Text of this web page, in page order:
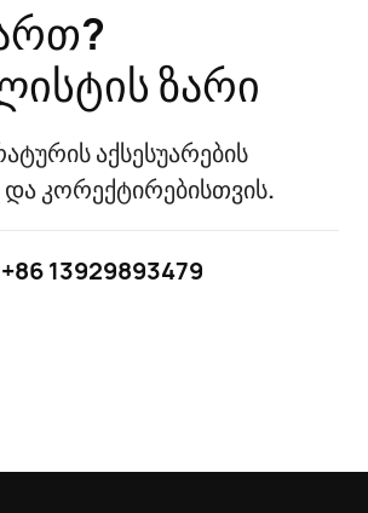
ზარი
აქსესუარების
კორექტირებისთვის.
+86 13929893479